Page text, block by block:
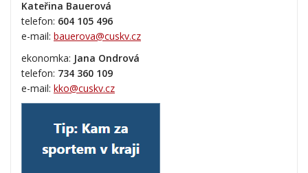
Kateřina Bauerová
telefon: 604 105 496
e-mail: bauerova@cuskv.cz
ekonomka: Jana Ondrová
telefon: 734 360 109
e-mail: kko@cuskv.cz